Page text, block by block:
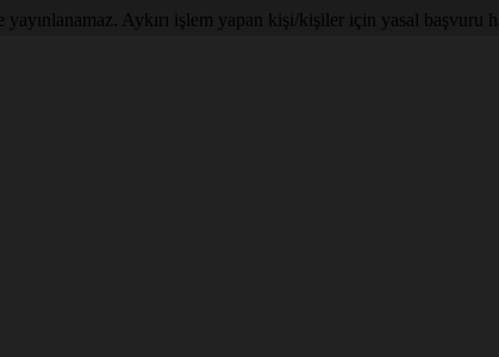
Aykırı işlem yapan kişi/kişiler için yasal